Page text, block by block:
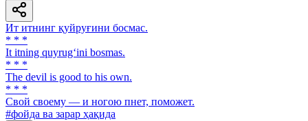
Ит итнинг қуйруғини босмас.
* * *
It itning quyrug‘ini bosmas.
* * *
The devil is good to his own.
* * *
Свой своему — и ногою пнет, поможет.
#фойда ва зарар ҳақида